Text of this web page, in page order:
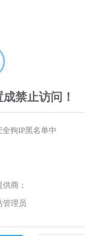
禁止访问！
狗IP黑名单中
商；
管理员